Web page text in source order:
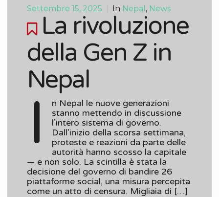
Settembre 15, 2025 In Nepal , News
La rivoluzione
della Gen Z in
Nepal
I
n Nepal le nuove generazioni
stanno mettendo in discussione
l’intero sistema di governo.
Dall’inizio della scorsa settimana,
proteste e reazioni da parte delle
autorità hanno scosso la capitale
— e non solo. La scintilla è stata la
decisione del governo di bandire 26
piattaforme social, una misura percepita
come un atto di censura. Migliaia di […]